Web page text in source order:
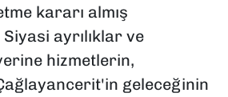
kararı almış
ayrılıklar ve
hizmetlerin,
geleceğinin